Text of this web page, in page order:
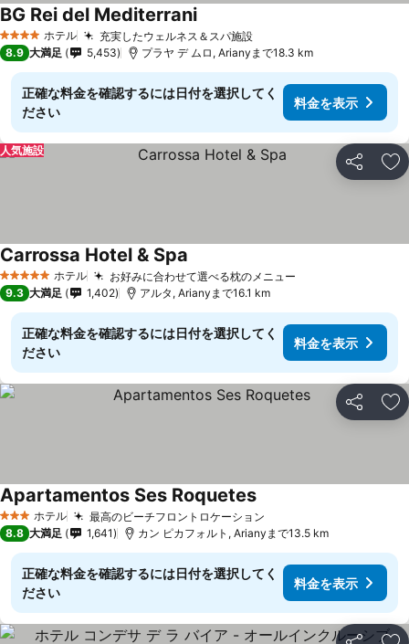
4 ホテルのランク
ホテル 充実したウェルネス＆スパ施設料金を表示
BG Rei del Mediterrani料金を表示
8.9 大満足 5,453 プラヤ デ ムロ, Arianyまで18.3 km
正確な料金を確認するには日付を選択してく
ださい
料金を表示
シェア お
人気施設
5 ホテルのランク
ホテル お好みに合わせて選べる枕のメニュー
Carrossa Hotel & Spa
9.3 大満足 1,402 アルタ, Arianyまで16.1 km
正確な料金を確認するには日付を選択してく
ださい
料金を表示
シェア お
3 ホテルのランク
ホテル 最高のビーチフロントロケーション
Apartamentos Ses Roquetes料金を表示
8.8 大満足 1,641 カン ピカフォルト, Arianyまで13.5 km
正確な料金を確認するには日付を選択してく
ださい
料金を表示